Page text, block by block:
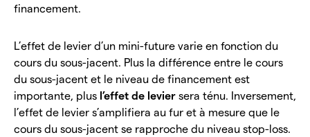
financement.
L’effet de levier d’un mini-future varie en fonction du
cours du sous-jacent. Plus la différence entre le cours
du sous-jacent et le niveau de financement est
importante, plus l’effet de levier sera ténu. Inversement,
l’effet de levier s’amplifiera au fur et à mesure que le
cours du sous-jacent se rapproche du niveau stop-loss.